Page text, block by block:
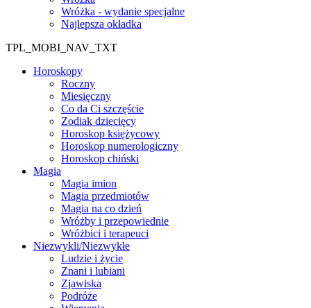
Wróżka - wydanie specjalne
Najlepsza okładka
TPL_MOBI_NAV_TXT
Horoskopy
Roczny
Miesięczny
Co da Ci szczęście
Zodiak dziecięcy
Horoskop księżycowy
Horoskop numerologiczny
Horoskop chiński
Magia
Magia imion
Magia przedmiotów
Magia na co dzień
Wróżby i przepowiednie
Wróżbici i terapeuci
Niezwykli/Niezwykłe
Ludzie i życie
Znani i lubiani
Zjawiska
Podróże